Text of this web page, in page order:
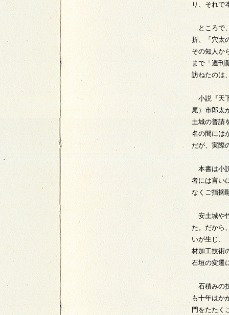
り、それで
ところで
折、「穴太
その知人か
まで「週刊
訪ねたのは
小説『天
尾）市郎太
土城の普請
名の間には
だが、実際
本書は小
者には言い
なくご指摘
安土城や
た。だから
いが生じ、
材加工技術
石垣の変遷
石積みの
も十年はか
門をたたく